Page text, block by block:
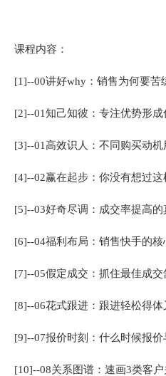
课程内容：
[1]--00讲好why：销售为何要苦
[2]--01知己知彼：专注优势形
[3]--01高效识人：不同购买动
[4]--02赢在起步：你没有想过
[5]--03好奇尽调：成交率提高的
[6]--04福利布局：销售快手的
[7]--05假定成交：抓住最佳成
[8]--06花式跟进：跟进轻松得
[9]--07报价时刻：什么时候报
[10]--08关系图谱：速画3类客